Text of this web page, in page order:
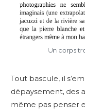
Un corps
Tout bascule, il
dépaysement, des
même pas penser